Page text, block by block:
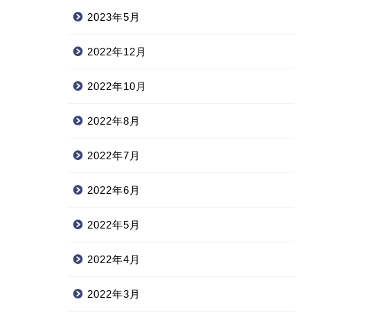
2023年5月
2022年12月
2022年10月
2022年8月
2022年7月
2022年6月
2022年5月
2022年4月
2022年3月